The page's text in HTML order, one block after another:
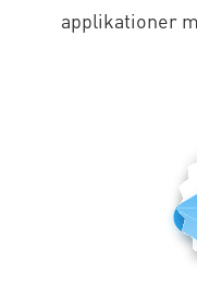
applikationer